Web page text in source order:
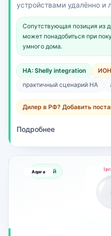
устройствами удалённо и
Сопутствующая позиция из
может понадобиться при
умного дома.
HA: Shelly integration
практичный сценарий HA
Дилер в РФ? Добавить
Подробнее
Новый